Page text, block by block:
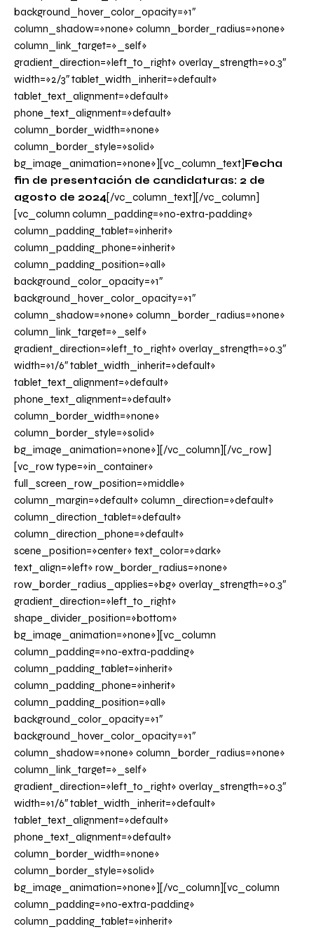
background_hover_color_opacity=»1″
column_shadow=»none» column_border_radius=»none»
column_link_target=»_self»
gradient_direction=»left_to_right» overlay_strength=»0.3″
width=»2/3″ tablet_width_inherit=»default»
tablet_text_alignment=»default»
phone_text_alignment=»default»
column_border_width=»none»
column_border_style=»solid»
bg_image_animation=»none»][vc_column_text]Fecha
fin de presentación de candidaturas: 2 de
agosto de 2024[/vc_column_text][/vc_column]
[vc_column column_padding=»no-extra-padding»
column_padding_tablet=»inherit»
column_padding_phone=»inherit»
column_padding_position=»all»
background_color_opacity=»1″
background_hover_color_opacity=»1″
column_shadow=»none» column_border_radius=»none»
column_link_target=»_self»
gradient_direction=»left_to_right» overlay_strength=»0.3″
width=»1/6″ tablet_width_inherit=»default»
tablet_text_alignment=»default»
phone_text_alignment=»default»
column_border_width=»none»
column_border_style=»solid»
bg_image_animation=»none»][/vc_column][/vc_row]
[vc_row type=»in_container»
full_screen_row_position=»middle»
column_margin=»default» column_direction=»default»
column_direction_tablet=»default»
column_direction_phone=»default»
scene_position=»center» text_color=»dark»
text_align=»left» row_border_radius=»none»
row_border_radius_applies=»bg» overlay_strength=»0.3″
gradient_direction=»left_to_right»
shape_divider_position=»bottom»
bg_image_animation=»none»][vc_column
column_padding=»no-extra-padding»
column_padding_tablet=»inherit»
column_padding_phone=»inherit»
column_padding_position=»all»
background_color_opacity=»1″
background_hover_color_opacity=»1″
column_shadow=»none» column_border_radius=»none»
column_link_target=»_self»
gradient_direction=»left_to_right» overlay_strength=»0.3″
width=»1/6″ tablet_width_inherit=»default»
tablet_text_alignment=»default»
phone_text_alignment=»default»
column_border_width=»none»
column_border_style=»solid»
bg_image_animation=»none»][/vc_column][vc_column
column_padding=»no-extra-padding»
column_padding_tablet=»inherit»